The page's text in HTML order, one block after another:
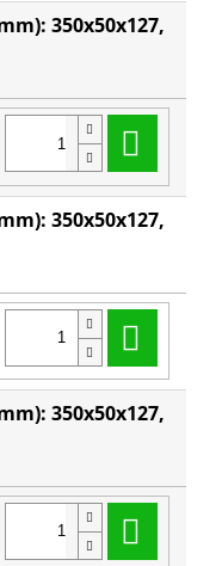
350x50x127,
350x50x127,
350x50x127,